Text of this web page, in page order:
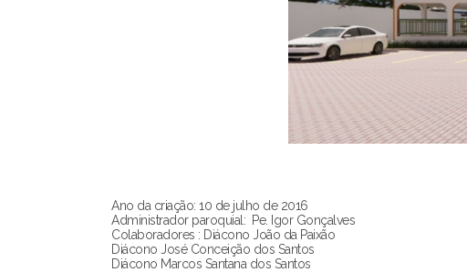
Ano da criação: 10 de julho de 2016
Administrador paroquial: Pe. Igor Gonçalves
Colaboradores : Diácono João da Paixão
Diácono José Conceição dos Santos
Diácono Marcos Santana dos Santos